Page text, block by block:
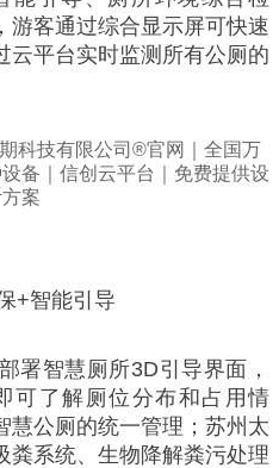
游客通过综合显示屏可快速
云平台实时监测所有公厕的
+智能引导
署智慧厕所3D引导界面，
可了解厕位分布和占用情
慧公厕的统一管理；苏州太
粪系统、生物降解粪污处理